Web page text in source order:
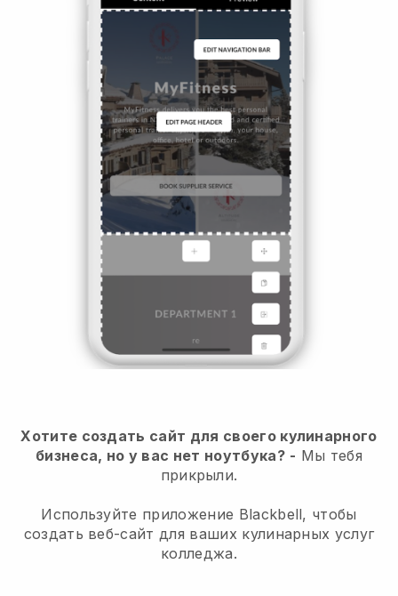
Хотите создать сайт для своего кулинарного
бизнеса, но у вас нет ноутбука? - Мы тебя
прикрыли.
Используйте приложение Blackbell, чтобы
создать веб-сайт для ваших кулинарных услуг
колледжа.